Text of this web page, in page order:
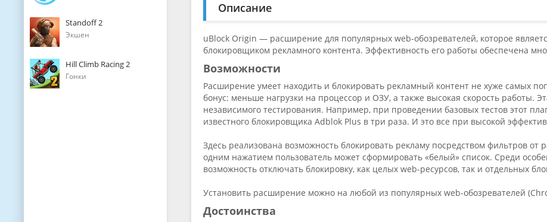
Standoff 2
Экшен
Hill Climb Racing 2
Гонки
Описание
uBlock Origin — расширение для популярных web-обозревателей, которое
блокировщиком рекламного контента. Эффективность его работы обеспечена
Возможности
Расширение умеет находить и блокировать рекламный контент не хуже самых
бонус: меньше нагрузки на процессор и ОЗУ, а также высокая скорость работы.
независимого тестирования. Например, при проведении базовых тестов этот
известного блокировщика Adblok Plus в три раза. И это все при высокой
Здесь реализована возможность блокировать рекламу посредством фильтров от
одним нажатием пользователь может сформировать «белый» список. Среди
возможность отключать блокировку, как целых web-ресурсов, так и отдельных
Установить расширение можно на любой из популярных web-обозревателей
Достоинства